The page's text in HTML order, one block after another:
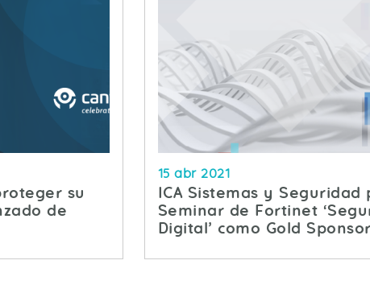
su
de
15 abr 2021
ICA Sistemas y
Seminar de Fortinet
Digital’ como Gold Sponsor